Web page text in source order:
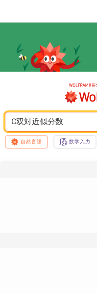
C双対近似分数
自然言語 数学入力